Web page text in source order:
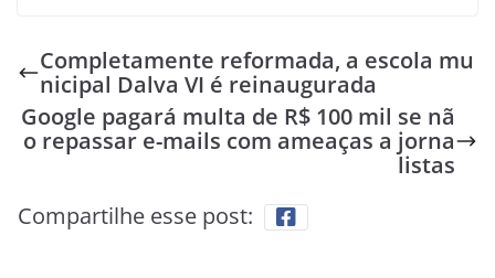
Completamente reformada, a escola mu
nicipal Dalva VI é reinaugurada
Google pagará multa de R$ 100 mil se nã
o repassar e-mails com ameaças a jorna
listas
Compartilhe esse post: